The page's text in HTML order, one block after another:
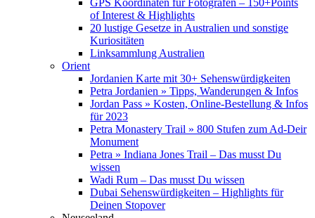
GPS Koordinaten für Fotografen – 150+Points
of Interest & Highlights
20 lustige Gesetze in Australien und sonstige
Kuriositäten
Linksammlung Australien
Orient
Jordanien Karte mit 30+ Sehenswürdigkeiten
Petra Jordanien » Tipps, Wanderungen & Infos
Jordan Pass » Kosten, Online-Bestellung & Infos
für 2023
Petra Monastery Trail » 800 Stufen zum Ad-Deir
Monument
Petra » Indiana Jones Trail – Das musst Du
wissen
Wadi Rum – Das musst Du wissen
Dubai Sehenswürdigkeiten – Highlights für
Deinen Stopover